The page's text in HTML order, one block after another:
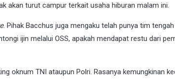
akan turut campur terkait usaha hiburan malam ini.
. Pihak Bacchus juga mengaku telah punya tim
ijin melalui OSS, apakah mendapat restu dari
oknum TNI ataupun Polri. Rasanya kemungkinan